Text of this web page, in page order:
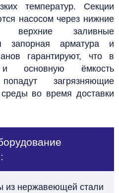
температур. Секции
насосом через нижние
верхние заливные
запорная арматура и
гарантируют, что в
основную ёмкость
загрязняющие
во время доставки
из нержавеющей стали